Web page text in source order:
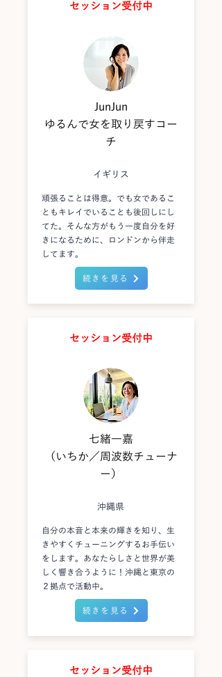
セッション受付中
JunJun
ゆるんで女を取り戻すコー
チ
イギリス
頑張ることは得意。でも女であるこ
ともキレイでいることも後回しにし
てた。そんな方がもう一度自分を好
きになるために、ロンドンから伴走
してます。
続きを見る
セッション受付中
七緒一嘉
（いちか／周波数チューナ
ー）
沖縄県
自分の本音と本来の輝きを知り、生
きやすくチューニングするお手伝い
をします。あなたらしさと世界が美
しく響き合うように！沖縄と東京の
２拠点で活動中。
続きを見る
セッション受付中